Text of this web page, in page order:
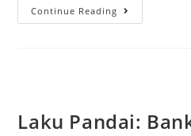
Continue Reading
Laku Pandai: